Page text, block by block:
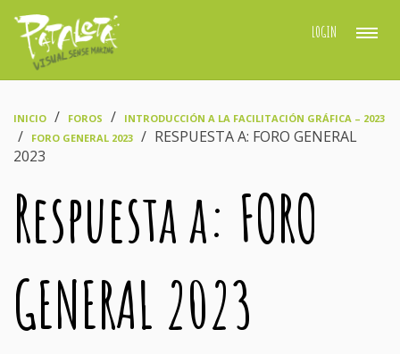
LOGIN
INICIO FOROS INTRODUCCIÓN A LA FACILITACIÓN GRÁFICA – 2023
FORO GENERAL 2023
RESPUESTA A: FORO GENERAL
2023
Respuesta a: FORO
GENERAL 2023